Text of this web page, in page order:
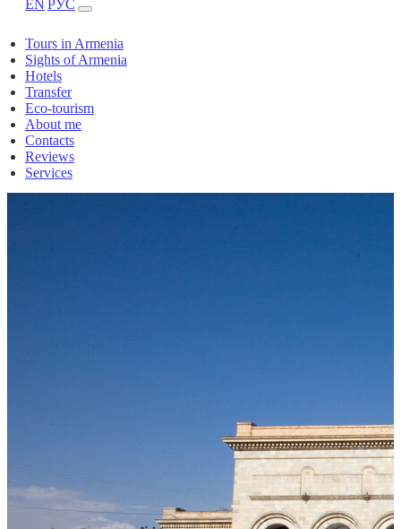
EN РУС
Tours in Armenia
Sights of Armenia
Hotels
Transfer
Eco-tourism
About me
Contacts
Reviews
Services